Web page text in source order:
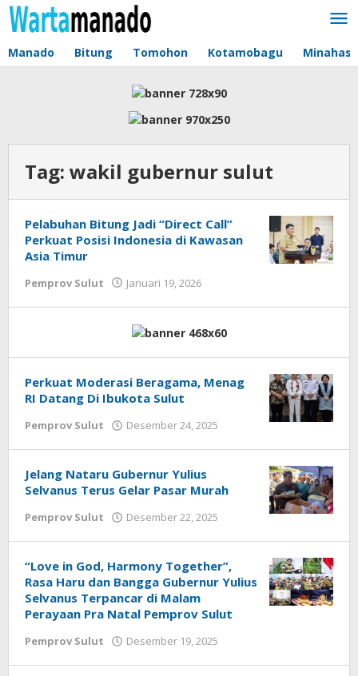
Lewati
ke
Manado Bitung Tomohon Kotamobagu Minahasa
Tag: wakil gubernur sulut
Pelabuhan Bitung Jadi “Direct Call”
Perkuat Posisi Indonesia di Kawasan
Asia Timur
Pemprov Sulut Januari 19, 2026
Perkuat Moderasi Beragama, Menag
RI Datang Di Ibukota Sulut
Pemprov Sulut Desember 24, 2025
Jelang Nataru Gubernur Yulius
Selvanus Terus Gelar Pasar Murah
Pemprov Sulut Desember 22, 2025
“Love in God, Harmony Together”,
Rasa Haru dan Bangga Gubernur Yulius
Selvanus Terpancar di Malam
Perayaan Pra Natal Pemprov Sulut
Pemprov Sulut Desember 19, 2025